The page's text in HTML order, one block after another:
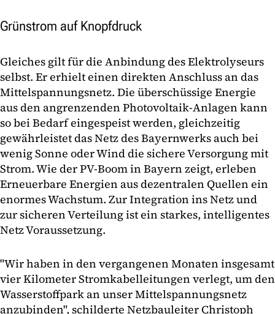
Grünstrom auf Knopfdruck
Gleiches gilt für die Anbindung des Elektrolyseurs
selbst. Er erhielt einen direkten Anschluss an das
Mittelspannungsnetz. Die überschüssige Energie
aus den angrenzenden Photovoltaik-Anlagen kann
so bei Bedarf eingespeist werden, gleichzeitig
gewährleistet das Netz des Bayernwerks auch bei
wenig Sonne oder Wind die sichere Versorgung mit
Strom. Wie der PV-Boom in Bayern zeigt, erleben
Erneuerbare Energien aus dezentralen Quellen ein
enormes Wachstum. Zur Integration ins Netz und
zur sicheren Verteilung ist ein starkes, intelligentes
Netz Voraussetzung.
"Wir haben in den vergangenen Monaten insgesamt
vier Kilometer Stromkabelleitungen verlegt, um den
Wasserstoffpark an unser Mittelspannungsnetz
anzubinden", schilderte Netzbauleiter Christoph